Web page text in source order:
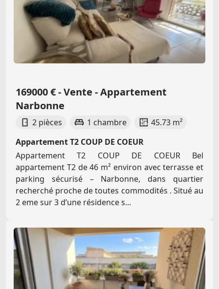
169000 € - Vente - Appartement
Narbonne
2 pièces 1 chambre
45.73 m²
Appartement T2 COUP DE COEUR
Appartement T2 COUP DE COEUR Bel
appartement T2 de 46 m² environ avec terrasse et
parking sécurisé – Narbonne, dans quartier
recherché proche de toutes commodités . Situé au
2 eme sur 3 d’une résidence s...